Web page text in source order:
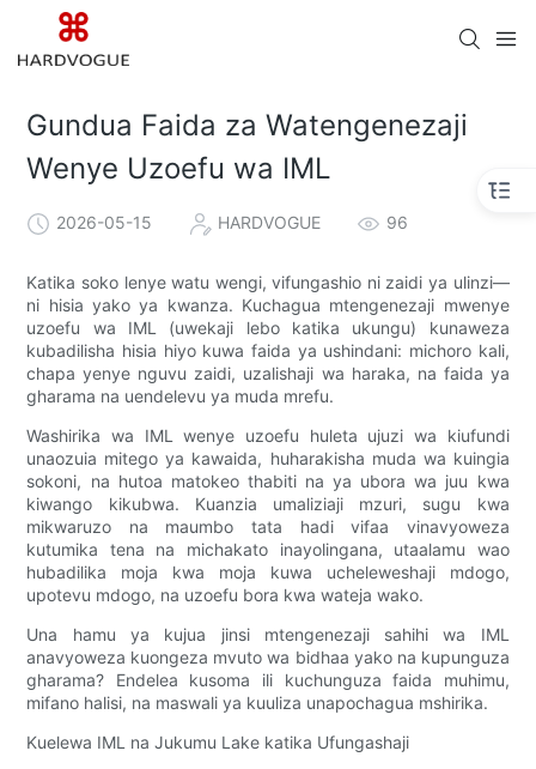
Gundua Faida za Watengenezaji
Wenye Uzoefu wa IML
2026-05-15 HARDVOGUE 96
Katika soko lenye watu wengi, vifungashio ni zaidi ya ulinzi—
ni hisia yako ya kwanza. Kuchagua mtengenezaji mwenye
uzoefu wa IML (uwekaji lebo katika ukungu) kunaweza
kubadilisha hisia hiyo kuwa faida ya ushindani: michoro kali,
chapa yenye nguvu zaidi, uzalishaji wa haraka, na faida ya
gharama na uendelevu ya muda mrefu.
Washirika wa IML wenye uzoefu huleta ujuzi wa kiufundi
unaozuia mitego ya kawaida, huharakisha muda wa kuingia
sokoni, na hutoa matokeo thabiti na ya ubora wa juu kwa
kiwango kikubwa. Kuanzia umaliziaji mzuri, sugu kwa
mikwaruzo na maumbo tata hadi vifaa vinavyoweza
kutumika tena na michakato inayolingana, utaalamu wao
hubadilika moja kwa moja kuwa ucheleweshaji mdogo,
upotevu mdogo, na uzoefu bora kwa wateja wako.
Una hamu ya kujua jinsi mtengenezaji sahihi wa IML
anavyoweza kuongeza mvuto wa bidhaa yako na kupunguza
gharama? Endelea kusoma ili kuchunguza faida muhimu,
mifano halisi, na maswali ya kuuliza unapochagua mshirika.
Kuelewa IML na Jukumu Lake katika Ufungashaji